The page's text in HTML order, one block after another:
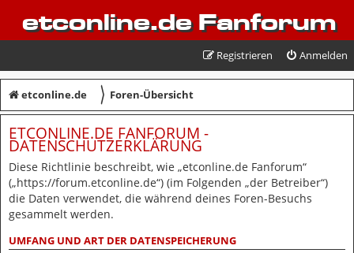
etconline.de Fanforum
Anmelden
Registrieren
etconline.de 〉 Foren-Übersicht
ETCONLINE.DE FANFORUM -
DATENSCHUTZERKLÄRUNG
Diese Richtlinie beschreibt, wie „etconline.de Fanforum“
(„https://forum.etconline.de“) (im Folgenden „der Betreiber“)
die Daten verwendet, die während deines Foren-Besuchs
gesammelt werden.
UMFANG UND ART DER DATENSPEICHERUNG